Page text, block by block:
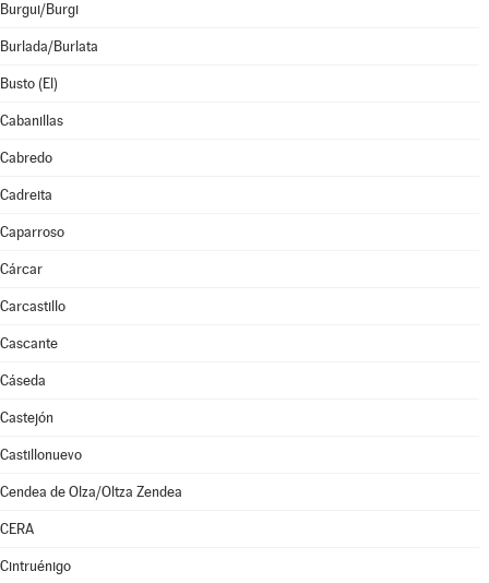
Burgui/Burgi
Burlada/Burlata
Busto (El)
Cabanillas
Cabredo
Cadreita
Caparroso
Cárcar
Carcastillo
Cascante
Cáseda
Castejón
Castillonuevo
Cendea de Olza/Oltza Zendea
CERA
Cintruénigo